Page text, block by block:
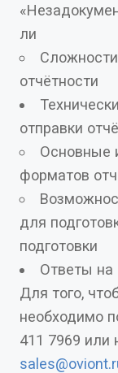
ли
отчётности
отправки
Основные
для
подготовки
Для того, чтобы зарегистрироваться,
необходимо
411 7969